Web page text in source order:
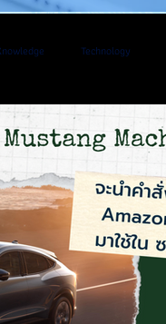
Technology
Apple TV
How to Work Life